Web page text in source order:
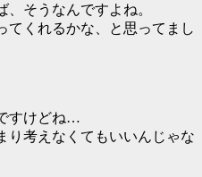
そうなんですよね。
てくれるかな、と思ってまし
すけどね…
り考えなくてもいいんじゃな